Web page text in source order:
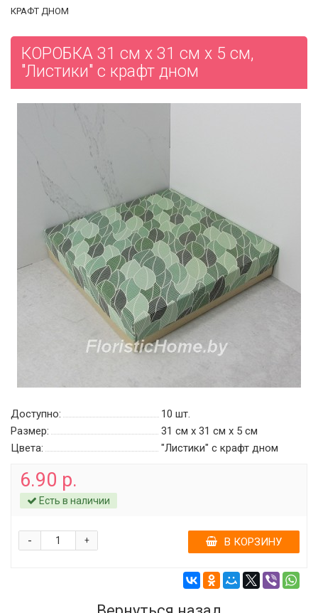
КРАФТ ДНОМ
КОРОБКА 31 см х 31 см х 5 см,
"Листики" c крафт дном
Доступно: 10 шт.
Размер:
31 см х 31 см х 5 см
Цвета:
"Листики" c крафт дном
6.90 р.
Есть в наличии
+
- В КОРЗИНУ